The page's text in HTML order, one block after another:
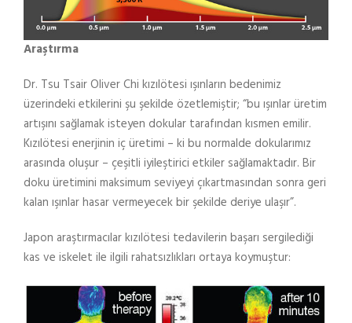
Araştırma
Dr. Tsu Tsair Oliver Chi kızılötesi ışınların bedenimiz
üzerindeki etkilerini şu şekilde özetlemiştir; “bu ışınlar üretim
artışını sağlamak isteyen dokular tarafından kısmen emilir.
Kızılötesi enerjinin iç üretimi – ki bu normalde dokularımız
arasında oluşur – çeşitli iyileştirici etkiler sağlamaktadır. Bir
doku üretimini maksimum seviyeyi çıkartmasından sonra geri
kalan ışınlar hasar vermeyecek bir şekilde deriye ulaşır”.
Japon araştırmacılar kızılötesi tedavilerin başarı sergilediği
kas ve iskelet ile ilgili rahatsızlıkları ortaya koymuştur: